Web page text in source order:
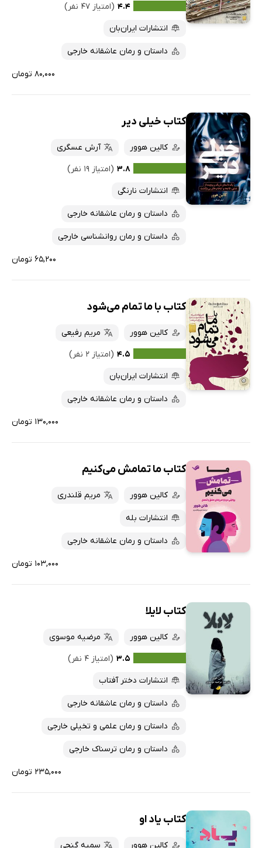
پربحث‌ها
ارزان ترین‌ها
۴.۴ (امتیاز ۴۷ نفر)
انتشارات ایران‌بان
داستان و رمان عاشقانه خارجی
۸۰,۰۰۰ تومان
کتاب خیلی دیر
کالین هوور
آرش عسگری
۳.۸ (امتیاز ۱۹ نفر)
انتشارات نارنگی
داستان و رمان عاشقانه خارجی
داستان و رمان روانشناسی خارجی
۶۵,۲۰۰ تومان
کتاب با ما تمام می‌شود
کالین هوور
مریم رفیعی
۴.۵ (امتیاز ۲ نفر)
انتشارات ایران‌بان
داستان و رمان عاشقانه خارجی
۱۳۰,۰۰۰ تومان
کتاب ما تمامش می‌کنیم
کالین هوور مریم قلندری
انتشارات بله
داستان و رمان عاشقانه خارجی
۱۰۳,۰۰۰ تومان
کتاب لایلا
کالین هوور
مرضیه موسوی
۳.۵ (امتیاز ۴ نفر)
انتشارات دختر آفتاب
داستان و رمان عاشقانه خارجی
داستان و رمان علمی و تخیلی خارجی
داستان و رمان ترسناک خارجی
۲۳۵,۰۰۰ تومان
کتاب یاد او
کالین هوور سمیه گنجی